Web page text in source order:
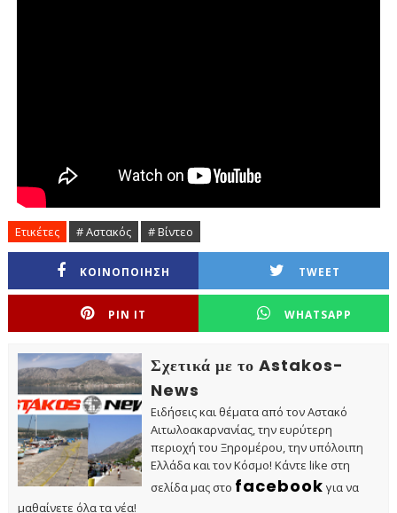
Ετικέτες # Αστακός # Βίντεο
ΚΟΙΝΟΠΟΙΗΣΗ TWEET
PIN IT WHATSAPP
Σχετικά με το Astakos-
News
Ειδήσεις και θέματα από τον Αστακό
Αιτωλοακαρνανίας, την ευρύτερη
περιοχή του Ξηρομέρου, την υπόλοιπη
Ελλάδα και τον Κόσμο! Κάντε like στη
σελίδα μας στο facebook για να
μαθαίνετε όλα τα νέα!